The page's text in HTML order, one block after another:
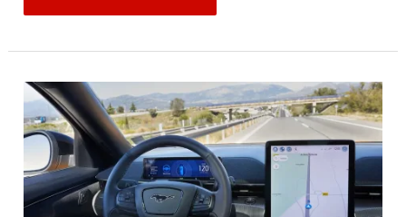
Ford
pouští
volant
a
na
dálnici
řídí
úplně